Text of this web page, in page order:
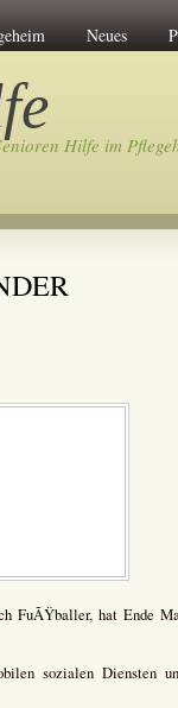
Neues
Hilfe im
FuÃŸballer, hat Ende
sozialen Diensten